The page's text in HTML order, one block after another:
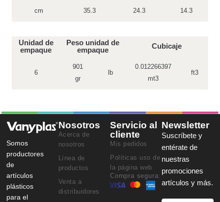
cm 35.3 24.3 14.3
Unidad de
empaque
Peso unidad de
empaque
Cubicaje
6
901
gr
lb
0.012266397
mt3
ft3
Somos
productores
de
artículos
plásticos
para el
Nosotros
Acerca de
nosotros
Línea de
productos
Venta a
distribuidores
Servicio al
cliente
Mis pedidos
Políticas uso de
la página web
Compra segura:
Newsletter
Suscríbete y
entérate de
nuestras
promociones
artículos y más.